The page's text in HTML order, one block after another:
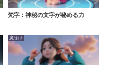
梵字：神秘の文字が秘める力
魔除け